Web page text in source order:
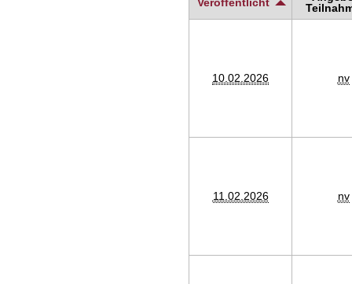
10.02.2026 nv
11.02.2026 nv